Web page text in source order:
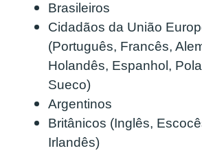
Brasileiros
Cidadãos da União
(Português, Francês,
Holandês, Espanhol,
Sueco)
Argentinos
Britânicos (Inglês,
Irlandês)